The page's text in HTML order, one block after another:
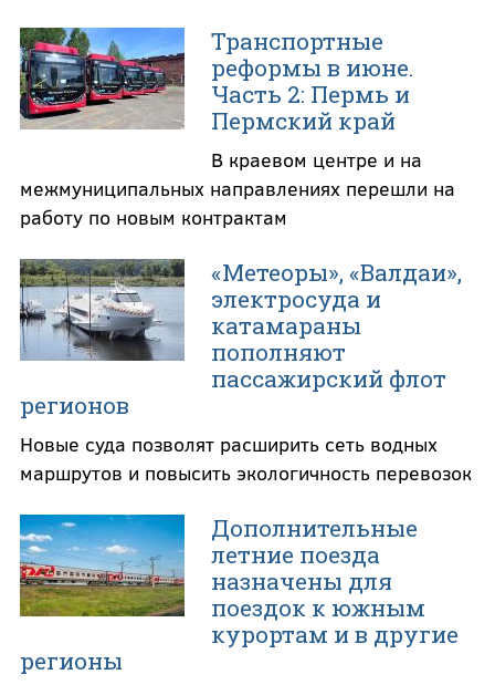
Транспортные
реформы в июне.
Часть 2: Пермь и
Пермский край
В краевом центре и на
межмуниципальных направлениях перешли на
работу по новым контрактам
«Метеоры», «Валдаи»,
электросуда и
катамараны
пополняют
пассажирский флот
регионов
Новые суда позволят расширить сеть водных
маршрутов и повысить экологичность перевозок
Дополнительные
летние поезда
назначены для
поездок к южным
курортам и в другие
регионы